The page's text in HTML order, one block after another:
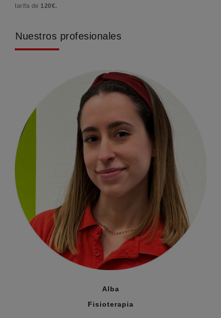
tarifa de 120€.
Nuestros profesionales
Alba
Fisioterapia